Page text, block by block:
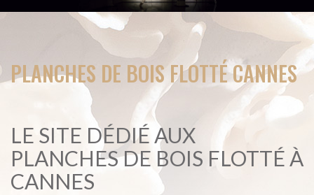
PLANCHES DE BOIS FLOTTÉ CANNES
LE SITE DÉDIÉ AUX
PLANCHES DE BOIS FLOTTÉ À
CANNES